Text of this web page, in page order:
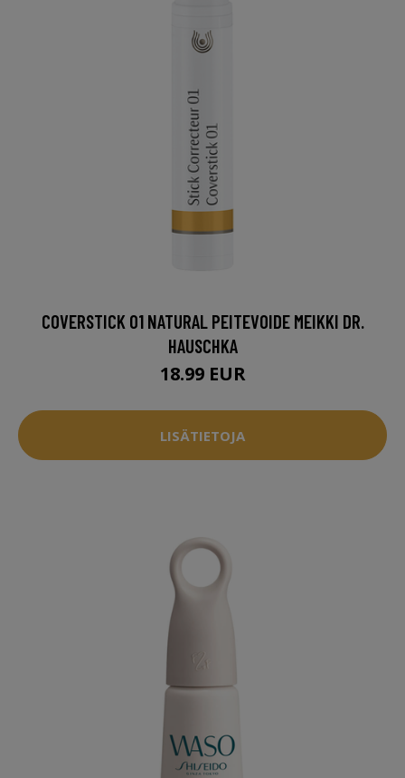
COVERSTICK 01 NATURAL PEITEVOIDE MEIKKI DR.
HAUSCHKA
18.99 EUR
LISÄTIETOJA